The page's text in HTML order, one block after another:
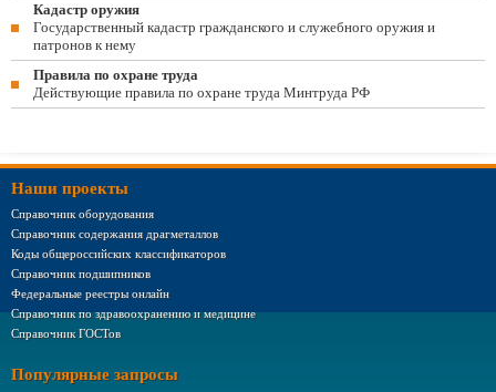
Кадастр оружия
Государственный кадастр гражданского и служебного оружия и
патронов к нему
Правила по охране труда
Действующие правила по охране труда Минтруда РФ
Наши проекты
Справочник оборудования
Справочник содержания драгметаллов
Коды общероссийских классификаторов
Справочник подшипников
Федеральные реестры онлайн
Справочник по здравоохранению и медицине
Справочник ГОСТов
Популярные запросы